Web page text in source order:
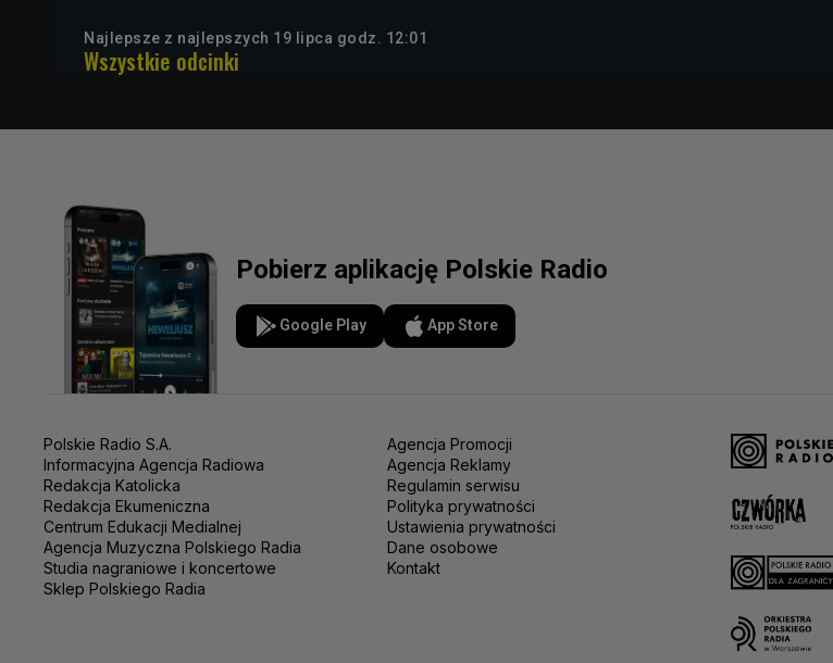
Najlepsze z najlepszych 19 lipca godz. 12:01
Wszystkie odcinki
Pobierz aplikację Polskie Radio
Google Play App Store
Polskie Radio S.A.
Informacyjna Agencja Radiowa
Redakcja Katolicka
Redakcja Ekumeniczna
Centrum Edukacji Medialnej
Agencja Muzyczna Polskiego Radia
Studia nagraniowe i koncertowe
Sklep Polskiego Radia
Agencja Promocji
Agencja Reklamy
Regulamin serwisu
Polityka prywatności
Ustawienia prywatności
Dane osobowe
Kontakt